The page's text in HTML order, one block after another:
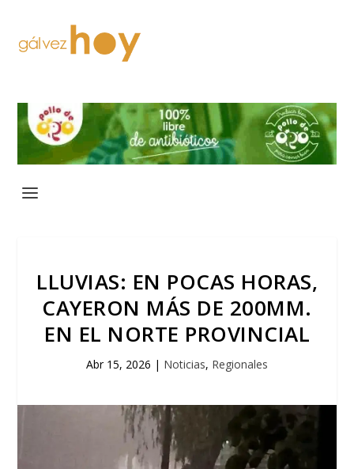
LLUVIAS: EN POCAS HORAS,
CAYERON MÁS DE 200MM.
EN EL NORTE PROVINCIAL
Abr 15, 2026 | Noticias, Regionales